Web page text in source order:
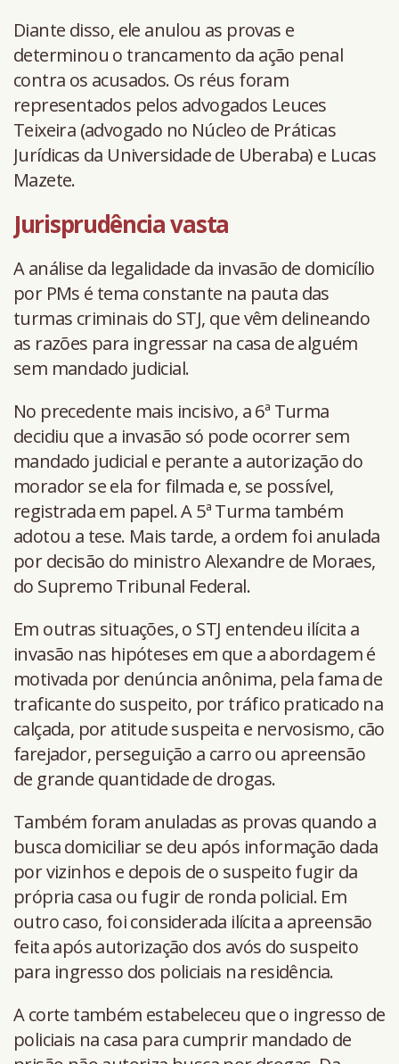
Diante disso, ele anulou as provas e
determinou o trancamento da ação penal
contra os acusados. Os réus foram
representados pelos advogados Leuces
Teixeira (advogado no Núcleo de Práticas
Jurídicas da Universidade de Uberaba) e Lucas
Mazete.
Jurisprudência vasta
A análise da legalidade da invasão de domicílio
por PMs é tema constante na pauta das
turmas criminais do STJ, que vêm delineando
as razões para ingressar na casa de alguém
sem mandado judicial.
No precedente mais incisivo, a 6ª Turma
decidiu que a invasão só pode ocorrer sem
mandado judicial e perante a autorização do
morador se ela for filmada e, se possível,
registrada em papel. A 5ª Turma também
adotou a tese. Mais tarde, a ordem foi anulada
por decisão do ministro Alexandre de Moraes,
do Supremo Tribunal Federal.
Em outras situações, o STJ entendeu ilícita a
invasão nas hipóteses em que a abordagem é
motivada por denúncia anônima, pela fama de
traficante do suspeito, por tráfico praticado na
calçada, por atitude suspeita e nervosismo, cão
farejador, perseguição a carro ou apreensão
de grande quantidade de drogas.
Também foram anuladas as provas quando a
busca domiciliar se deu após informação dada
por vizinhos e depois de o suspeito fugir da
própria casa ou fugir de ronda policial. Em
outro caso, foi considerada ilícita a apreensão
feita após autorização dos avós do suspeito
para ingresso dos policiais na residência.
A corte também estabeleceu que o ingresso de
policiais na casa para cumprir mandado de